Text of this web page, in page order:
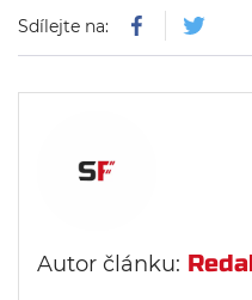
Sdílejte na:
Autor článku: